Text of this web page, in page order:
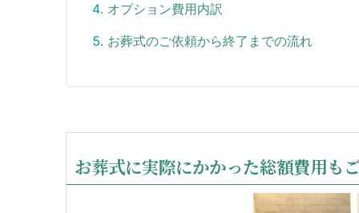
オプション費用内訳
お葬式のご依頼から終了までの流れ
お葬式に実際にかかった総額費用も